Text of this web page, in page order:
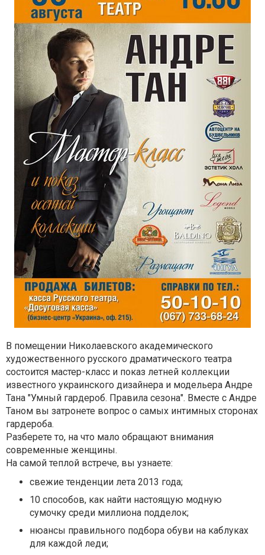
В помещении Николаевского академического
художественного русского драматического театра
состоится мастер-класс и показ летней коллекции
известного украинского дизайнера и модельера Андре
Тана "Умный гардероб. Правила сезона". Вместе с Андре
Таном вы затронете вопрос о самых интимных сторонах
гардероба.
Разберете то, на что мало обращают внимания
современные женщины.
На самой теплой встрече, вы узнаете:
свежие тенденции лета 2013 года;
10 способов, как найти настоящую модную
сумочку среди миллиона подделок;
нюансы правильного подбора обуви на каблуках
для каждой леди;